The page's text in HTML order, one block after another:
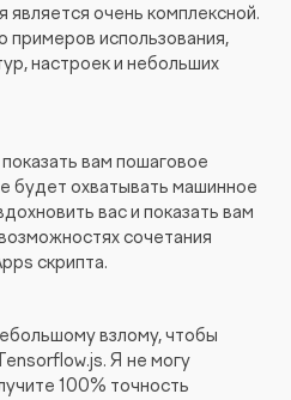
очень комплексной.
использования,
настроек и небольших
вам пошаговое
будет охватывать машинное
вас и показать вам
сочетания
скрипта.
взлому, чтобы
Я не могу
100% точность